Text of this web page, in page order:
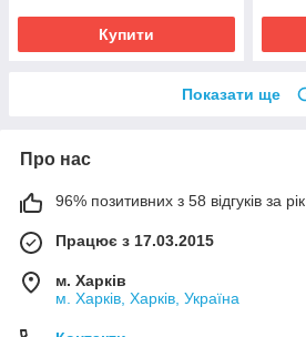
Купити
Показати ще
Про нас
96% позитивних з 58 відгуків за рік
Працює з 17.03.2015
м. Харків
м. Харків, Харків, Україна